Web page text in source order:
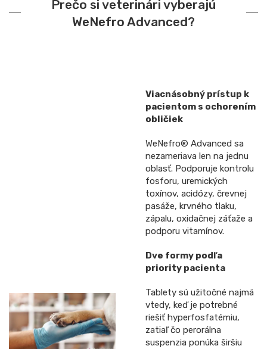
Prečo si veterinári vyberajú
WeNefro Advanced?
Viacnásobný prístup k
pacientom s ochorením
obličiek
WeNefro® Advanced sa
nezameriava len na jednu
oblasť. Podporuje kontrolu
fosforu, uremických
toxínov, acidózy, črevnej
pasáže, krvného tlaku,
zápalu, oxidačnej záťaže a
podporu vitamínov.
Dve formy podľa
priority pacienta
Tablety sú užitočné najmä
vtedy, keď je potrebné
riešiť hyperfosfatémiu,
zatiaľ čo perorálna
suspenzia ponúka širšiu